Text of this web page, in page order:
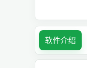
软件介绍